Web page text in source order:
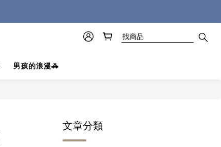
男孩的浪漫🚓
文章分類